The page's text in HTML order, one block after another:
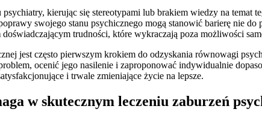
kierując się stereotypami lub brakiem wiedzy na temat
swojego stanu psychicznego mogą stanowić barierę nie
trudności, które wykraczają poza możliwości
jest często pierwszym krokiem do odzyskania równowagi
ocenić jego nasilenie i zaproponować indywidualnie
i trwale zmieniające życie na lepsze.
w skutecznym leczeniu zaburzeń